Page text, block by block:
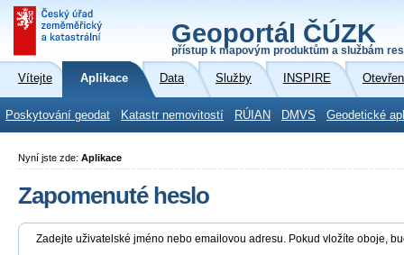
Geoportál ČÚZK
přístup k mapovým produktům a službám
Vítejte Aplikace Data Služby INSPIRE
Poskytování geodat Katastr nemovitostí RÚIAN DMVS Geodetické
Nyní jste zde: Aplikace
Zapomenuté heslo
Zadejte uživatelské jméno nebo emailovou adresu. Pokud vložíte oboje,